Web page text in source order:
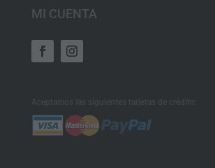
MI CUENTA